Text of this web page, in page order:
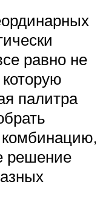
равно не
палитра
решение